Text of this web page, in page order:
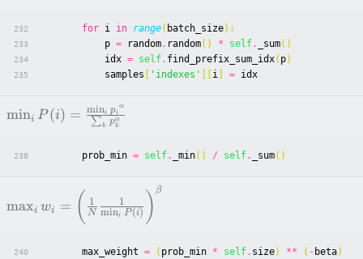
232 for i in range( batch_size):
233 p = random. random() * self. _sum()
234 idx = self. find_prefix_sum_idx( p)
235 samples 'indexes' i = idx
mini P (i) = ∑k pk
α
mini pi
α
238 prob_min = self. _min() / self. _sum()
maxi wi = ( N
1
mini P(i)
1 )β
240 max_weight = ( prob_min * self. size) ** ( - beta)